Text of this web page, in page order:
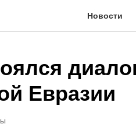
Новости
Евразии